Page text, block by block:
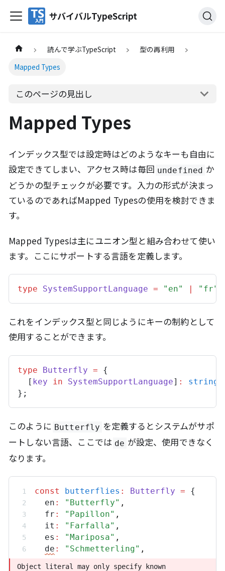
サバイバルTypeScript
読んで学ぶTypeScript
型の再利用
Mapped Types
このページの見出し
Mapped Types
インデックス型では設定時はどのようなキーも自由に
設定できてしまい、アクセス時は毎回 undefined か
どうかの型チェックが必要です。入力の形式が決まっ
ているのであればMapped Typesの使用を検討できま
す。
Mapped Typesは主にユニオン型と組み合わせて使い
ます。ここにサポートする言語を定義します。
type SystemSupportLanguage = "en" | "fr"
これをインデックス型と同じようにキーの制約として
使用することができます。
type Butterfly = {
  [
key in SystemSupportLanguage] : string
};
このように Butterfly を定義するとシステムがサポ
ートしない言語、ここでは de が設定、使用できなく
なります。
const butterflies : Butterfly = {
en : "Butterfly" ,
fr : "Papillon" ,
it : "Farfalla" ,
es : "Mariposa" ,
de : "Schmetterling" ,
Object literal may only specify known
Object literal may only specify known properties,